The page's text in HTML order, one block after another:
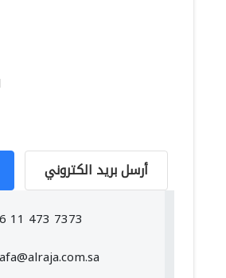
أرسل بريد الكتروني
11 473 7373